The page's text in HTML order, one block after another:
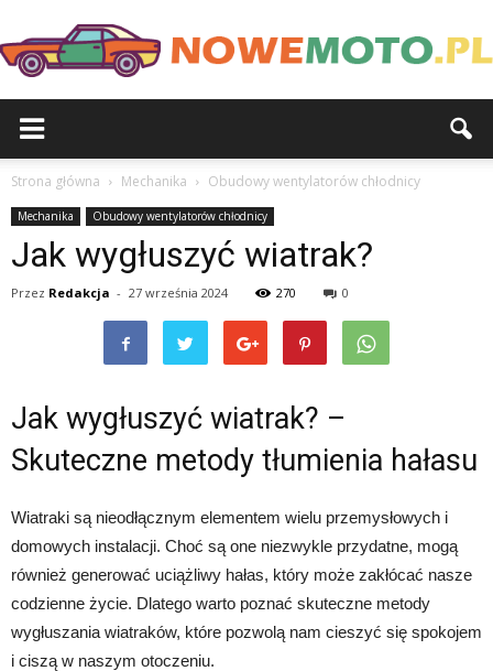
Strona główna Mechanika Obudowy wentylatorów chłodnicy
Mechanika Obudowy wentylatorów chłodnicy
Jak wygłuszyć wiatrak?
Przez Redakcja - 27 września 2024 270 0
Jak wygłuszyć wiatrak? –
Skuteczne metody tłumienia hałasu
Wiatraki są nieodłącznym elementem wielu przemysłowych i
domowych instalacji. Choć są one niezwykle przydatne, mogą
również generować uciążliwy hałas, który może zakłócać nasze
codzienne życie. Dlatego warto poznać skuteczne metody
wygłuszania wiatraków, które pozwolą nam cieszyć się spokojem
i ciszą w naszym otoczeniu.